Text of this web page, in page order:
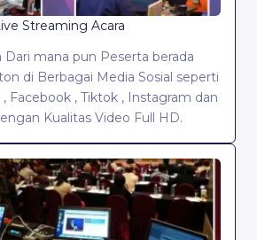
Streaming Acara
Dari mana pun Peserta berada
di Berbagai Media Sosial seperti
Facebook , Tiktok , Instagram dan
Kualitas Video Full HD.